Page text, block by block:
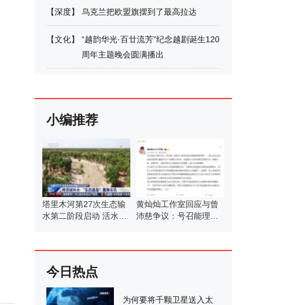
【深度】 乌克兰把欧盟旗摆到了最高拉达
【文化】
“越韵华光·百廿流芳”纪念越剧诞生120
周年主题晚会圆满播出
小编推荐
塔里木河第27次生态输
水第二阶段启动 活水滋
黄灿灿工作室回应与曾
沛慈争议：号召能理智
今日热点
为何要将千颗卫星送入太